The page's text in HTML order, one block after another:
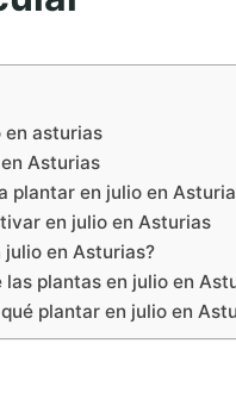
en asturias
Asturias
plantar en julio en
en julio en Asturias
julio en Asturias?
plantas en julio en
plantar en julio en